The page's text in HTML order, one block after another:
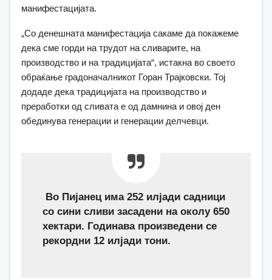
манифестацијата.
„Со денешната манифестација сакаме да покажеме
дека сме горди на трудот на сливарите, на
производство и на традицијата“, истакна во своето
обраќање градоначалникот Горан Трајковски. Тој
додаде дека традицијата на производство и
преработки од сливата е од дамнина и овој ден
обединува генерации и генерации делчевци.
Во Пијанец има 252 илјади садници
со сини сливи засадени на околу 650
хектари. Годинава произведени се
рекордни 12 илјади тони.